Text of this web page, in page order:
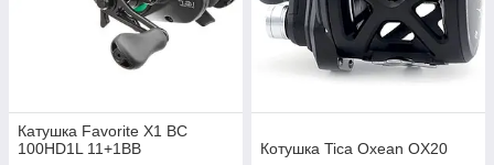
Катушка Favorite X1 BC
100HD1L 11+1BB
Котушка Tica Oxean OX20